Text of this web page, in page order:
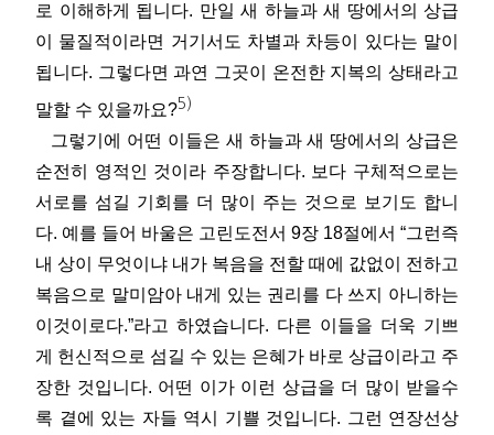
로 이해하게 됩니다. 만일 새 하늘과 새 땅에서의 상급
이 물질적이라면 거기서도 차별과 차등이 있다는 말이
됩니다. 그렇다면 과연 그곳이 온전한 지복의 상태라고
말할 수 있을까요?5)
그렇기에 어떤 이들은 새 하늘과 새 땅에서의 상급은
순전히 영적인 것이라 주장합니다. 보다 구체적으로는
서로를 섬길 기회를 더 많이 주는 것으로 보기도 합니
다. 예를 들어 바울은 고린도전서 9장 18절에서 “그런즉
내 상이 무엇이냐 내가 복음을 전할 때에 값없이 전하고
복음으로 말미암아 내게 있는 권리를 다 쓰지 아니하는
이것이로다.”라고 하였습니다. 다른 이들을 더욱 기쁘
게 헌신적으로 섬길 수 있는 은혜가 바로 상급이라고 주
장한 것입니다. 어떤 이가 이런 상급을 더 많이 받을수
록 곁에 있는 자들 역시 기쁠 것입니다. 그런 연장선상